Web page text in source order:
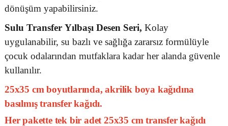
dönüşüm yapabilirsiniz.
Sulu Transfer Yılbaşı Desen Seri, Kolay
uygulanabilir, su bazlı ve sağlığa zararsız formülüyle
çocuk odalarından mutfaklara kadar her alanda güvenle
kullanılır.
25x35 cm boyutlarında, akrilik boya kağıdına
basılmış transfer kağıdı.
Her pakette tek bir adet 25x35 cm transfer kağıdı